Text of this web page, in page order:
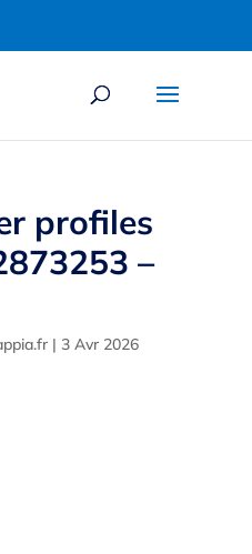
profiles
–
| 3 Avr 2026